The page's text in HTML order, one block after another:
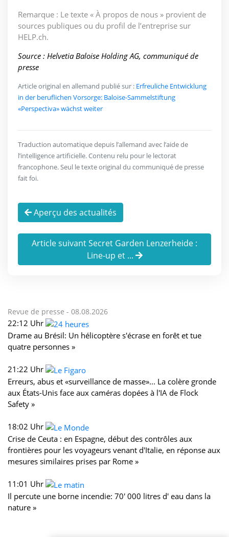
Remarque : Le texte « À propos de nous » provient de
sources publiques ou du profil de l’entreprise sur
HELP.ch.
Source : Helvetia Baloise Holding AG, communiqué de
presse
Article original en allemand publié sur : Erfreuliche Entwicklung
in der beruflichen Vorsorge: Baloise-Sammelstiftung
«Perspectiva» wächst weiter
Traduction automatique depuis l’allemand avec l’aide de
l’intelligence artificielle. Contenu relu pour le lectorat
francophone. Seul le texte original du communiqué de presse
fait foi.
Aperçu des actualités
Article suivant Secret Garden Lenzerheide :
Line-up et ...
Revue de presse - 08.08.2026
22:12 Uhr
Drame au Brésil: Un hélicoptère s'écrase en forêt et tue
quatre personnes »
21:22 Uhr
Erreurs, abus et «surveillance de masse»... La colère gronde
aux États-Unis face aux caméras dopées à l'IA de Flock
Safety »
18:02 Uhr
Crise de Ceuta : en Espagne, début des contrôles aux
frontières pour les voyageurs venant d'Italie, en réponse aux
mesures similaires prises par Rome »
11:01 Uhr
Il percute une borne incendie: 70' 000 litres d' eau dans la
nature »